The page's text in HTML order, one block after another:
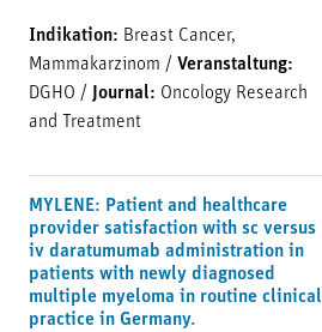
Indikation: Breast Cancer,
Mammakarzinom / Veranstaltung:
DGHO / Journal: Oncology Research
and Treatment
MYLENE: Patient and healthcare
provider satisfaction with sc versus
iv daratumumab administration in
patients with newly diagnosed
multiple myeloma in routine clinical
practice in Germany.